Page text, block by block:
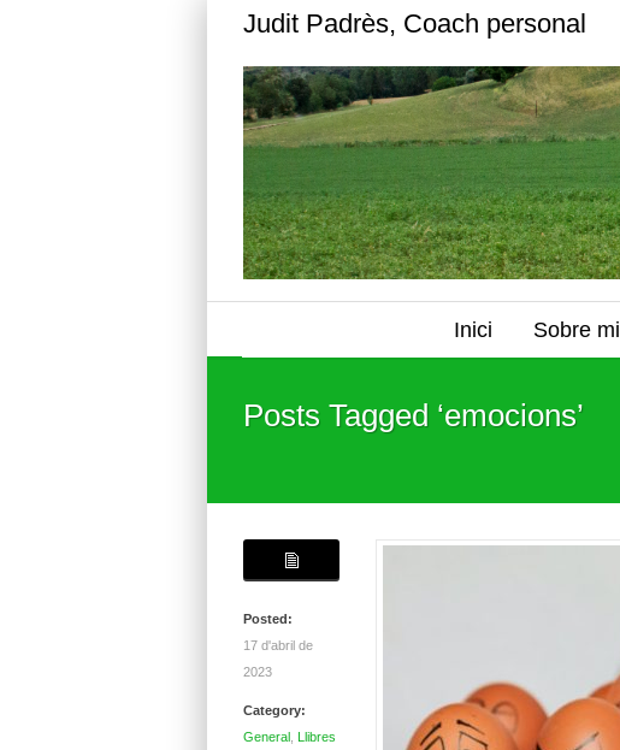
Judit Padrès, Coach personal
Inici Sobre mi
Posts Tagged ‘emocions’
Posted:
17 d'abril de
2023
Category:
General
Llibres